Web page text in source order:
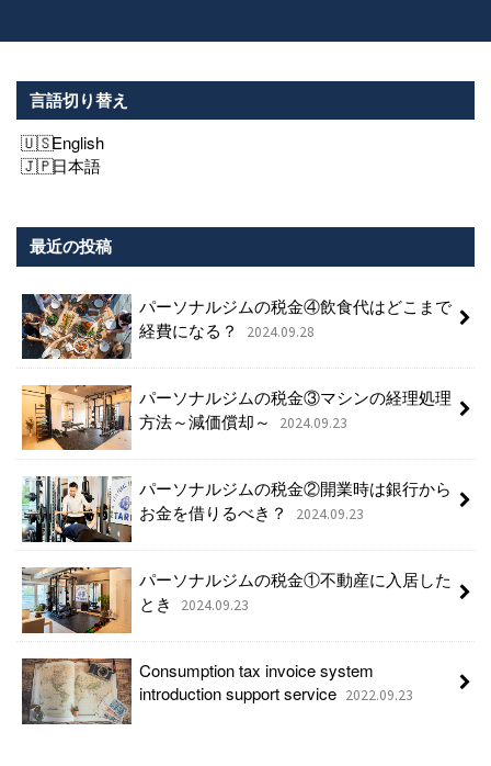
言語切り替え
English
日本語
最近の投稿
パーソナルジムの税金④飲食代はどこまで
経費になる？
2024.09.28
パーソナルジムの税金③マシンの経理処理
方法～減価償却～
2024.09.23
パーソナルジムの税金②開業時は銀行から
お金を借りるべき？
2024.09.23
パーソナルジムの税金①不動産に入居した
とき
2024.09.23
Consumption tax invoice system
introduction support service 2022.09.23